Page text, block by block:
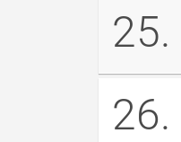
25.
26.